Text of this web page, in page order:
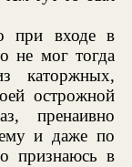
при входе в
не мог тогда
каторжных,
острожной
пренаивно
и даже по
признаюсь в